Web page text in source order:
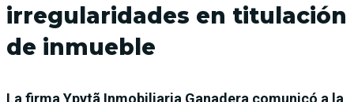
irregularidades en titulación
de inmueble
La firma Ypytã Inmobiliaria Ganadera comunicó a la